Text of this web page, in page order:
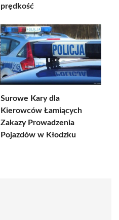
prędkość
Surowe Kary dla
Kierowców Łamiących
Zakazy Prowadzenia
Pojazdów w Kłodzku